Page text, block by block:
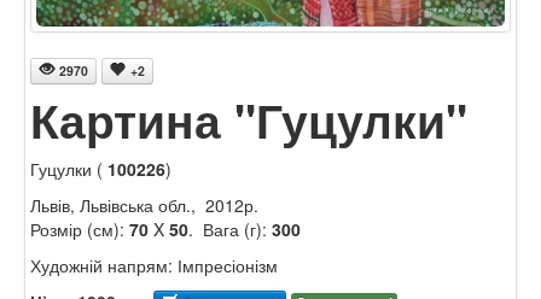
2970 +2
Картина "Гуцулки"
Гуцулки ( 100226)
Львів, Львівська обл., 2012р.
Розмір (см): 70 X 50. Вага (г): 300
Художній напрям: Імпресіонізм